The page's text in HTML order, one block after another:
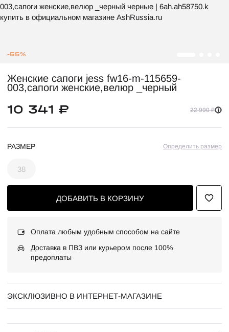
-55%
Женские сапоги jess fw16-m-115659-
003,сапоги женские,велюр _черный
10 341 ₽ 22 990 ₽
РАЗМЕР Определить размер
38
ДОБАВИТЬ В КОРЗИНУ
Оплата любым удобным способом на сайте
Доставка в ПВЗ или курьером после 100%
предоплаты
ЭКСКЛЮЗИВНО В ИНТЕРНЕТ-МАГАЗИНЕ